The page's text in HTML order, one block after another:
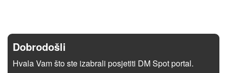
Dobrodošli
Hvala Vam što ste izabrali posjetiti DM Spot portal.